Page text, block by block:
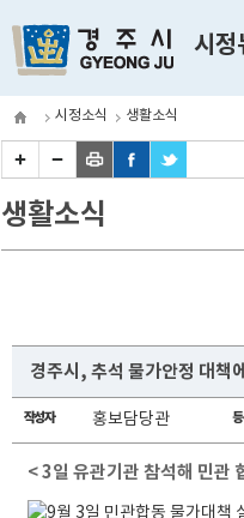
시정
시정소식 생활소식
생활소식
경주시, 추석 물가안정 대책
작성자 홍보담당관
< 3일 유관기관 참석해 민관